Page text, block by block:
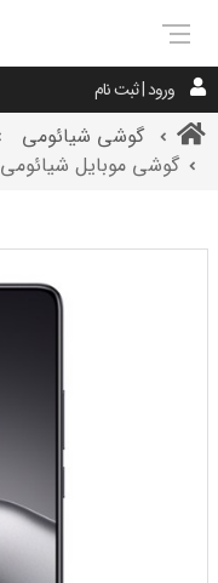
ورود | ثبت نام
گوشی شیائومی
گوشی موبایل شیائومی 14 تی - ظرفیت 256-12 گیگابایت